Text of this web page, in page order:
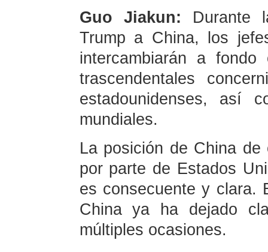
Guo Jiakun: Durante
Trump a China, los
intercambiarán a
trascendentales
estadounidenses, así
mundiales.
La posición de China
por parte de Estados
es consecuente y clara.
China ya ha dejado
múltiples ocasiones.